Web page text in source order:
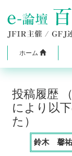
ホーム
投稿履歴
により以
た）
鈴木 馨祐